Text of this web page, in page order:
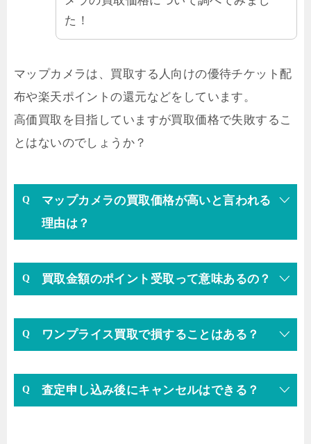
た！
マップカメラは、買取する人向けの優待チケット配
布や楽天ポイントの還元などをしています。
高価買取を目指していますが買取価格で失敗するこ
とはないのでしょうか？
マップカメラの買取価格が高いと言われる
理由は？
買取金額のポイント受取って意味あるの？
ワンプライス買取で損することはある？
査定申し込み後にキャンセルはできる？